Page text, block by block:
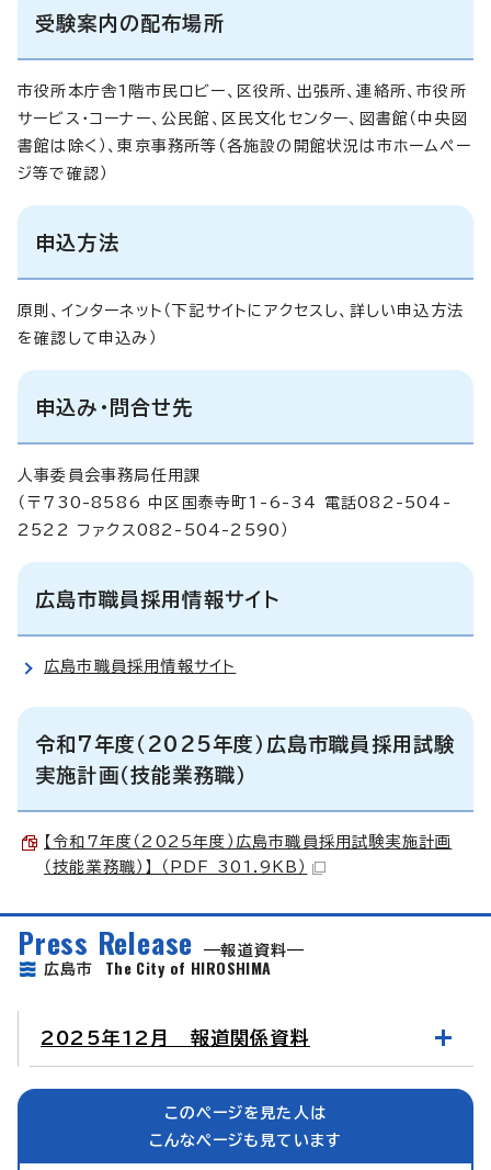
受験案内の配布場所
市役所本庁舎1階市民ロビー、区役所、出張所、連絡所、市役所
サービス・コーナー、公民館、区民文化センター、図書館（中央図
書館は除く）、東京事務所等（各施設の開館状況は市ホームペー
ジ等で確認）
申込方法
原則、インターネット（下記サイトにアクセスし、詳しい申込方法
を確認して申込み）
申込み・問合せ先
人事委員会事務局任用課
（〒730-8586 中区国泰寺町1-6-34 電話082-504-
2522 ファクス082-504-2590）
広島市職員採用情報サイト
広島市職員採用情報サイト
令和7年度（2025年度）広島市職員採用試験
実施計画（技能業務職）
【令和7年度（2025年度）広島市職員採用試験実施計画
（技能業務職）】 （PDF 301.9KB）
Press Release
報道資料
広島市 The City of HIROSHIMA
2025年12月 報道関係資料
このページを見た人は
こんなページも見ています